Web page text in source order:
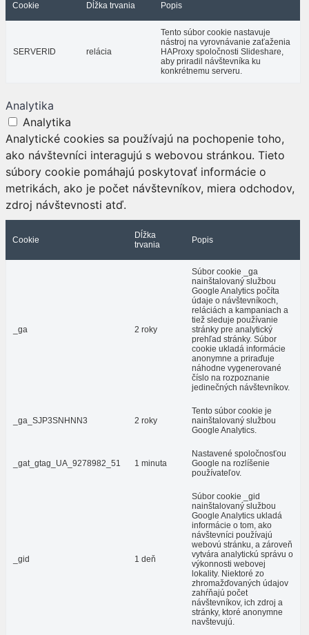
Cookie Dĺžka trvania Popis
SERVERID relácia
Tento súbor cookie nastavuje
nástroj na vyrovnávanie zaťaženia
HAProxy spoločnosti Slideshare,
aby priradil návštevníka ku
konkrétnemu serveru.
Analytika
Analytika
Analytické cookies sa používajú na pochopenie toho,
ako návštevníci interagujú s webovou stránkou. Tieto
súbory cookie pomáhajú poskytovať informácie o
metrikách, ako je počet návštevníkov, miera odchodov,
zdroj návštevnosti atď.
Cookie
Dĺžka
trvania
Popis
_ga 2 roky
Súbor cookie _ga
nainštalovaný službou
Google Analytics počíta
údaje o návštevníkoch,
reláciách a kampaniach a
tiež sleduje používanie
stránky pre analytický
prehľad stránky. Súbor
cookie ukladá informácie
anonymne a priraďuje
náhodne vygenerované
číslo na rozpoznanie
jedinečných návštevníkov.
_ga_SJP3SNHNN3 2 roky
Tento súbor cookie je
nainštalovaný službou
Google Analytics.
_gat_gtag_UA_9278982_51 1 minuta
Nastavené spoločnosťou
Google na rozlíšenie
používateľov.
_gid 1 deň
Súbor cookie _gid
nainštalovaný službou
Google Analytics ukladá
informácie o tom, ako
návštevníci používajú
webovú stránku, a zároveň
vytvára analytickú správu o
výkonnosti webovej
lokality. Niektoré zo
zhromažďovaných údajov
zahŕňajú počet
návštevníkov, ich zdroj a
stránky, ktoré anonymne
navštevujú.